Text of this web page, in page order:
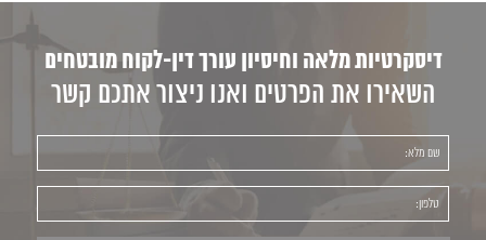
דיסקרטיות מלאה וחיסיון עורך דין-לקוח מובטחים
השאירו את הפרטים ואנו ניצור אתכם קשר